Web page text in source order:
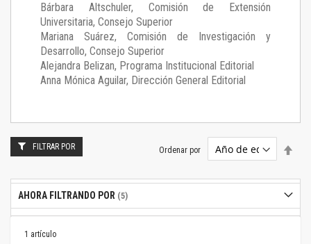
Bárbara Altschuler, Comisión de Extensión
Universitaria, Consejo Superior
Mariana Suárez, Comisión de Investigación y
Desarrollo, Consejo Superior
Alejandra Belizan, Programa Institucional Editorial
Anna Mónica Aguilar, Dirección General Editorial
1 artículo
Ordenar por
FILTRAR POR
AHORA FILTRANDO POR